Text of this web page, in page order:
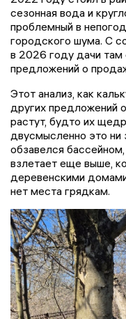
сезонная вода и
проблемный в
городского шума. С
в 2026 году дачи
предложений о
Этот анализ, как
других предложений
растут, будто их
двусмысленно это ни
обзавелся
взлетает еще выше,
деревенскими
нет места грядкам.